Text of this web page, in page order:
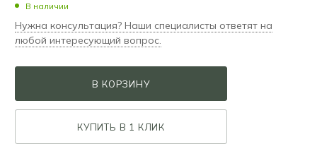
В наличии
Нужна консультация? Наши специалисты ответят на
любой интересующий вопрос.
В КОРЗИНУ
КУПИТЬ В 1 КЛИК